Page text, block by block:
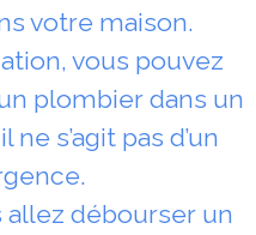
votre maison.
vous pouvez
plombier dans un
s’agit pas d’un
allez débourser un